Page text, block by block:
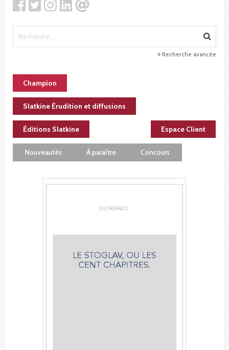
Recherche avancée
Champion
Slatkine Érudition et diffusions
Éditions Slatkine Espace Client
Nouveautés À paraître Concours